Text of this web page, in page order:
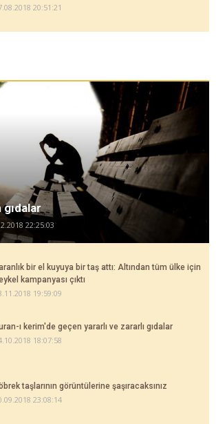
20:51:21
22:25:03
bir el kuyuya bir taş attı: Altından tüm ülke için
kampanyası çıktı
19:59:09
ı kerim'de geçen yararlı ve zararlı gıdalar
18:07:58
taşlarının görüntülerine şaşıracaksınız
23:08:14